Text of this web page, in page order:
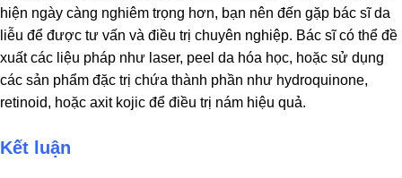
hiện ngày càng nghiêm trọng hơn, bạn nên đến gặp bác sĩ da
liễu để được tư vấn và điều trị chuyên nghiệp. Bác sĩ có thể đề
xuất các liệu pháp như laser, peel da hóa học, hoặc sử dụng
các sản phẩm đặc trị chứa thành phần như hydroquinone,
retinoid, hoặc axit kojic để điều trị nám hiệu quả.
Kết luận